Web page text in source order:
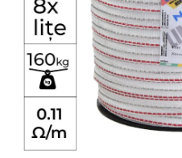
Izolatori pentru poartǎ
Izolatori Speciali
Izolatori pentru sistem T-POST
Pachete Gard electric
Gard electric pentru Animale
sălbatice
Gard Electric pentru Bovine, Oi,